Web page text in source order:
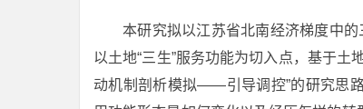
本研究拟以江苏省北南经济梯度中
以土地“三生”服务功能为切入点，基于
动机制剖析模拟——引导调控”的研究思